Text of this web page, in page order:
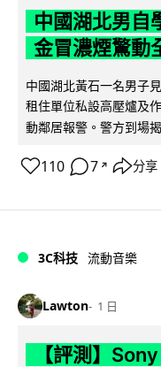
中國湖北男自
金冒濃煙驚動
中國湖北黃石一名男子
租住單位私設高壓爐及
動鄰居報警。警方到場
110 7 ↗ 分享
3C科技 流動音樂
Lawton 1 日
【評測】